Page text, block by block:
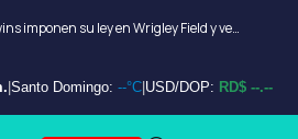
Los Twins imponen su ley en Wrigley Field y vencen a Los Cubs
Santo Domingo: --°C| USD/DOP: RD$ --.--